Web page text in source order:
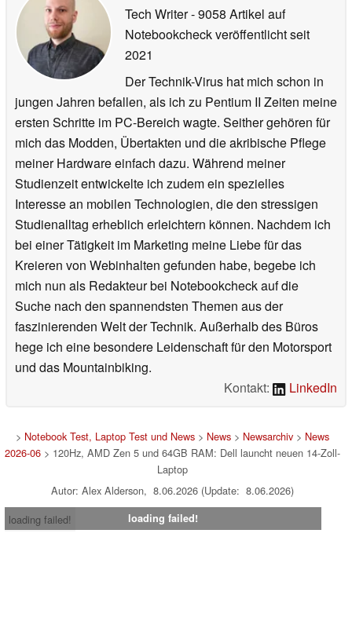
Tech Writer- 9058 Artikel auf
Notebookcheck veröffentlichtseit
2021
Der Technik-Virus hat mich schon in
jungen Jahren befallen, als ich zu Pentium II Zeiten meine
ersten Schritte im PC-Bereich wagte. Seither gehören für
mich das Modden, Übertakten und die akribische Pflege
meiner Hardware einfach dazu. Während meiner
Studienzeit entwickelte ich zudem ein spezielles
Interesse an mobilen Technologien, die den stressigen
Studienalltag erheblich erleichtern können. Nachdem ich
bei einer Tätigkeit im Marketing meine Liebe für das
Kreieren von Webinhalten gefunden habe, begebe ich
mich nun als Redakteur bei Notebookcheck auf die
Suche nach den spannendsten Themen aus der
faszinierenden Welt der Technik. Außerhalb des Büros
hege ich eine besondere Leidenschaft für den Motorsport
und das Mountainbiking.
Kontakt:
LinkedIn
> Notebook Test, Laptop Test und News> News> Newsarchiv> News
2026-06> 120Hz, AMD Zen 5 und 64GB RAM: Dell launcht neuen 14-Zoll-
Laptop
Autor: Alex Alderson, 8.06.2026 (Update: 8.06.2026)
loading failed!
loading failed!